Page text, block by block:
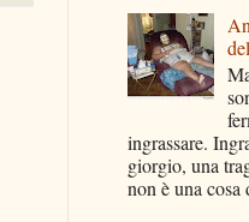
ingrassare.
giorgio, una
non è una cosa